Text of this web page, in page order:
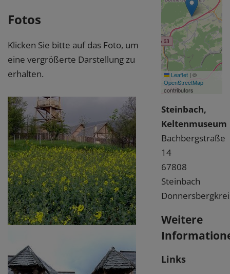
Fotos
Klicken Sie bitte auf das Foto, um
eine vergrößerte Darstellung zu
erhalten.
Leaflet | ©
OpenStreetMap
contributors
Steinbach,
Keltenmuseum
Bachbergstraße
14
67808
Steinbach
Weitere
Links